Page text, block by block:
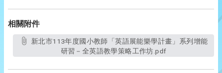
相關附件
研習－全英語教學策略工作坊.pdf